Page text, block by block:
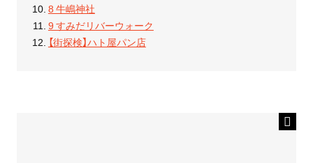
8 牛嶋神社
9 すみだリバーウォーク
【街探検】ハト屋パン店